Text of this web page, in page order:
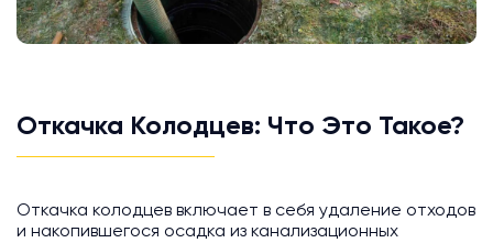
Откачка Колодцев: Что Это Такое?
Откачка колодцев включает в себя удаление отходов
и накопившегося осадка из канализационных